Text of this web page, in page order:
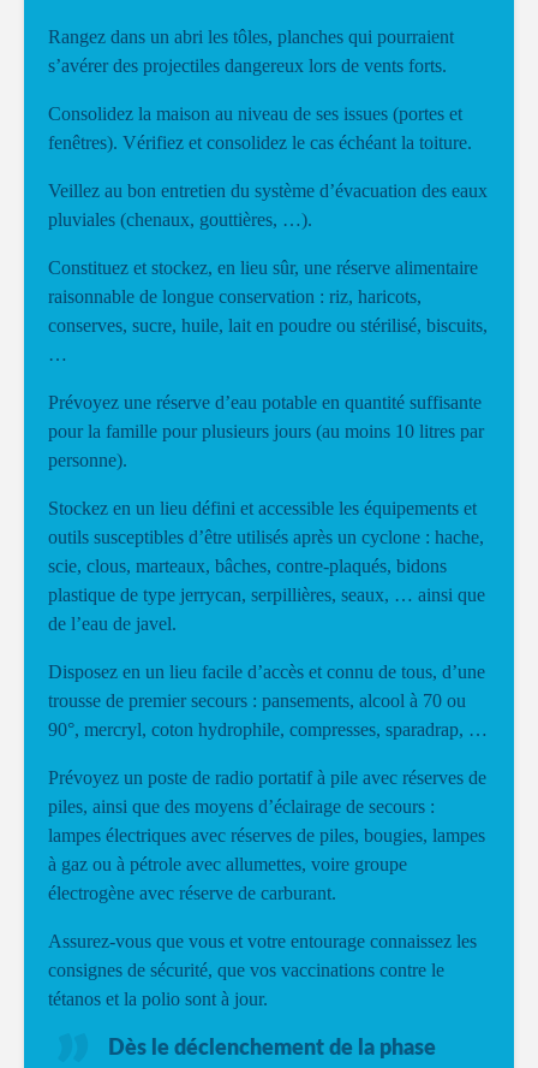
Rangez dans un abri les tôles, planches qui pourraient
s’avérer des projectiles dangereux lors de vents forts.
Consolidez la maison au niveau de ses issues (portes et
fenêtres). Vérifiez et consolidez le cas échéant la toiture.
Veillez au bon entretien du système d’évacuation des eaux
pluviales (chenaux, gouttières, …).
Constituez et stockez, en lieu sûr, une réserve alimentaire
raisonnable de longue conservation : riz, haricots,
conserves, sucre, huile, lait en poudre ou stérilisé, biscuits,
…
Prévoyez une réserve d’eau potable en quantité suffisante
pour la famille pour plusieurs jours (au moins 10 litres par
personne).
Stockez en un lieu défini et accessible les équipements et
outils susceptibles d’être utilisés après un cyclone : hache,
scie, clous, marteaux, bâches, contre-plaqués, bidons
plastique de type jerrycan, serpillières, seaux, … ainsi que
de l’eau de javel.
Disposez en un lieu facile d’accès et connu de tous, d’une
trousse de premier secours : pansements, alcool à 70 ou
90°, mercryl, coton hydrophile, compresses, sparadrap, …
Prévoyez un poste de radio portatif à pile avec réserves de
piles, ainsi que des moyens d’éclairage de secours :
lampes électriques avec réserves de piles, bougies, lampes
à gaz ou à pétrole avec allumettes, voire groupe
électrogène avec réserve de carburant.
Assurez-vous que vous et votre entourage connaissez les
consignes de sécurité, que vos vaccinations contre le
tétanos et la polio sont à jour.
Dès le déclenchement de la phase